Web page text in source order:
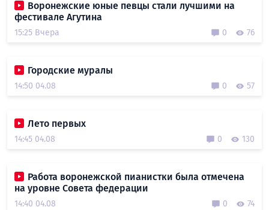
Воронежские юные певцы стали лучшими на
фестивале Агутина
15:25 Вчера 0 76
Городские муралы
14:50 04.08 0 57
Лето первых
14:45 04.08 0 130
Работа воронежской пианистки была отмечена
на уровне Совета федерации
14:40 04.08 0 74